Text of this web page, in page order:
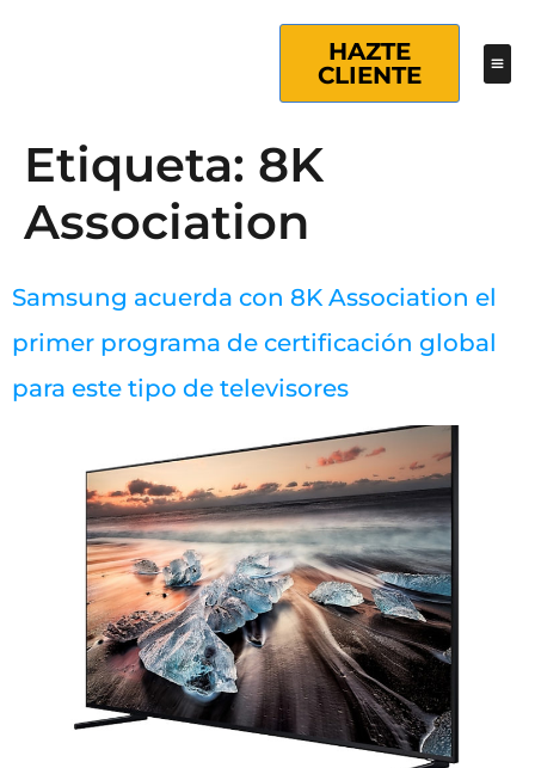
HAZTE
CLIENTE
Etiqueta: 8K
Association
Samsung acuerda con 8K Association el
primer programa de certificación global
para este tipo de televisores